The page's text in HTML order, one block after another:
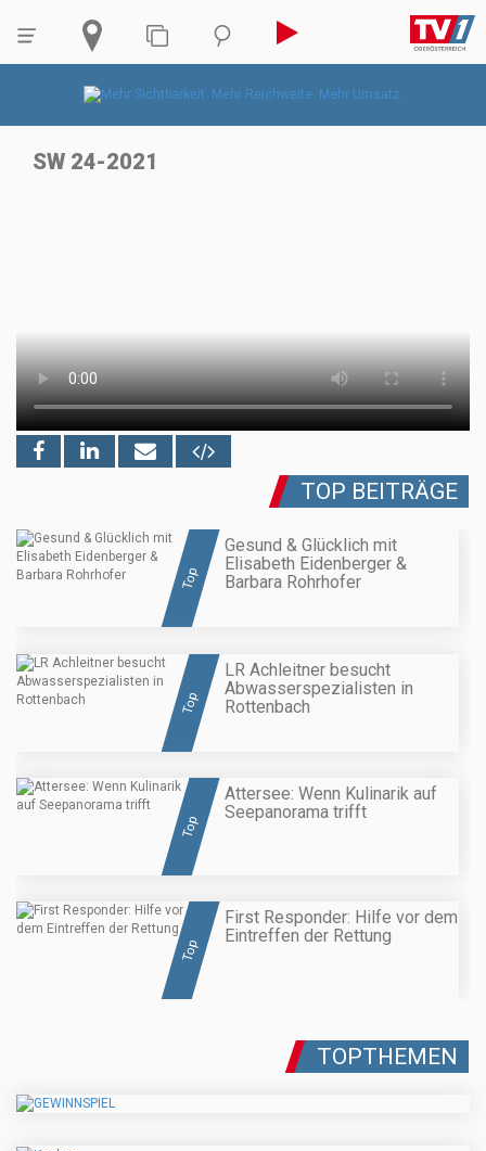
SW 24-2021
TOP BEITRÄGE
Top
Gesund & Glücklich mit
Elisabeth Eidenberger &
Barbara Rohrhofer
Top
LR Achleitner besucht
Abwasserspezialisten in
Rottenbach
Top
Attersee: Wenn Kulinarik auf
Seepanorama trifft
Top
First Responder: Hilfe vor dem
Eintreffen der Rettung
TOPTHEMEN